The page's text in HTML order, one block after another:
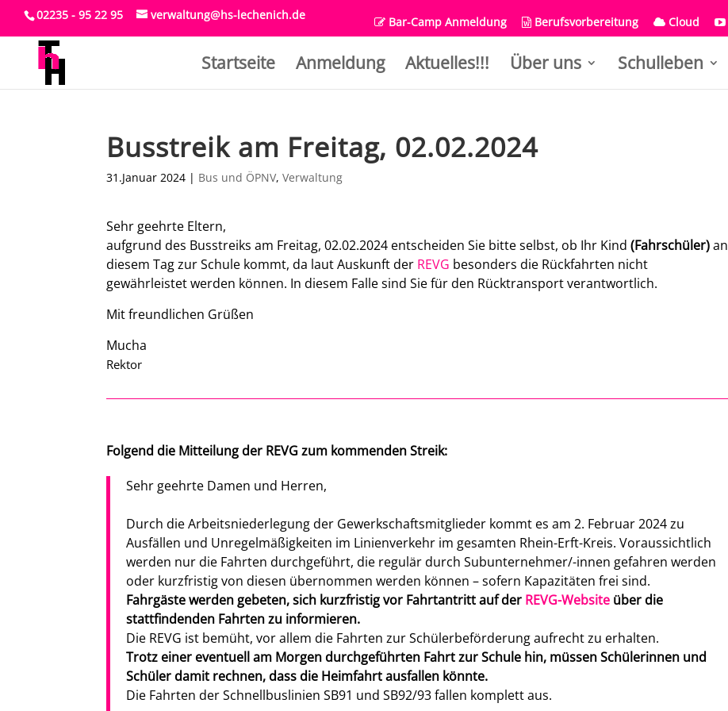
02235 - 95 22 95 verwaltung@hs-lechenich.de Bar-Camp Anmeldung Berufsvorbereitung Cloud
Startseite Anmeldung Aktuelles!!! Über uns Schulleben
Busstreik am Freitag, 02.02.2024
31.Januar 2024 | Bus und ÖPNV,Verwaltung
Sehr geehrte Eltern,
aufgrund des Busstreiks am Freitag, 02.02.2024 entscheiden Sie bitte selbst, ob Ihr Kind(Fahrschüler)an
diesem Tag zur Schule kommt, da laut Auskunft der REVG besonders die Rückfahrten nicht
gewährleistet werden können. In diesem Falle sind Sie für den Rücktransport verantwortlich.
Mit freundlichen Grüßen
Mucha
Rektor
Folgend die Mitteilung der REVG zum kommenden Streik:
Sehr geehrte Damen und Herren,
Durch die Arbeitsniederlegung der Gewerkschaftsmitglieder kommt es am 2. Februar 2024 zu
Ausfällen und Unregelmäßigkeiten im Linienverkehr im gesamten Rhein-Erft-Kreis. Voraussichtlich
werden nur die Fahrten durchgeführt, die regulär durch Subunternehmer/-innen gefahren werden
oder kurzfristig von diesen übernommen werden können – sofern Kapazitäten frei sind.
Fahrgäste werden gebeten, sich kurzfristig vor Fahrtantritt auf der REVG-Website über die
stattfindenden Fahrten zu informieren.
Die REVG ist bemüht, vor allem die Fahrten zur Schülerbeförderung aufrecht zu erhalten.
Trotz einer eventuell am Morgen durchgeführten Fahrt zur Schule hin, müssen Schülerinnen und
Schüler damit rechnen, dass die Heimfahrt ausfallen könnte.
Die Fahrten der Schnellbuslinien SB91 und SB92/93 fallen komplett aus.